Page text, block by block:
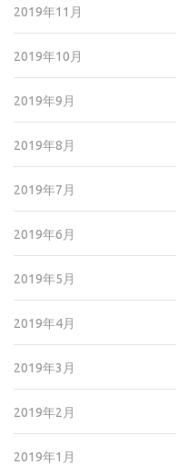
2019年11月
2019年10月
2019年9月
2019年8月
2019年7月
2019年6月
2019年5月
2019年4月
2019年3月
2019年2月
2019年1月